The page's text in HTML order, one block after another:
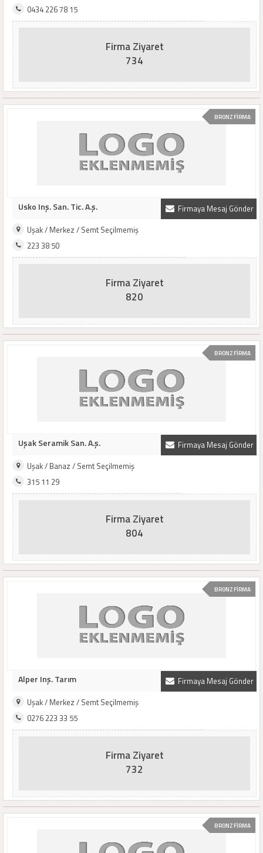
0434 226 78 15
Firma Ziyaret
734
BRONZ FİRMA
Firmaya Mesaj Gönder
Usko Inş. San. Tic. A.ş.
Uşak / Merkez / Semt Seçilmemiş
223 38 50
Firma Ziyaret
820
BRONZ FİRMA
Firmaya Mesaj Gönder
Uşak Seramik San. A.ş.
Uşak / Banaz / Semt Seçilmemiş
315 11 29
Firma Ziyaret
804
BRONZ FİRMA
Firmaya Mesaj Gönder
Alper Inş. Tarım
Uşak / Merkez / Semt Seçilmemiş
0276 223 33 55
Firma Ziyaret
732
BRONZ FİRMA